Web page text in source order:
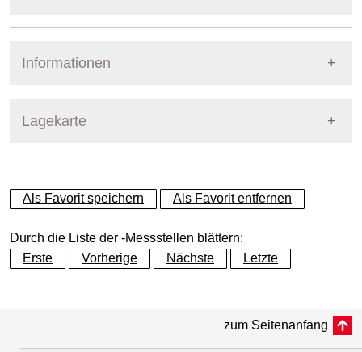
Informationen
Lagekarte
+
−
Als Favorit speichern Als Favorit entfernen
Durch die Liste der -Messstellen blättern:
Erste
Vorherige Nächste Letzte
zum Seitenanfang